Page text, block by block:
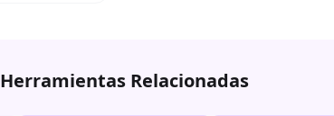
Herramientas Relacionadas